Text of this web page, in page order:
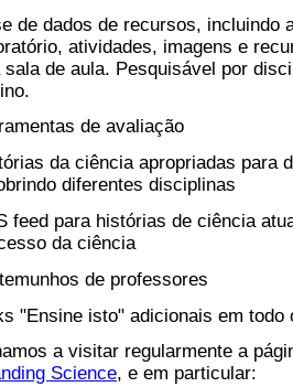
de dados de recursos, incluindo
atividades, imagens e
sala de aula. Pesquisável por
de avaliação
da ciência apropriadas para
diferentes disciplinas
feed para histórias de ciência
da ciência
de professores
"Ensine isto" adicionais em todo
a visitar regularmente a
Science, e em particular: